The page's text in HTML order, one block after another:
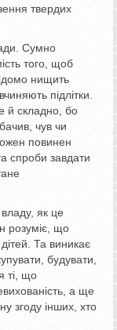
твердих
Сумно
того, щоб
нищить
підлітки.
й складно, бо
чув чи
повинен
спроби завдати
як це
розуміє, що
Та виникає
будувати,
ті, що
а ще
згоду інших, хто